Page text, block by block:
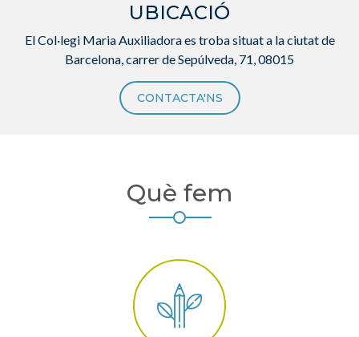
UBICACIÓ
El Col·legi Maria Auxiliadora es troba situat a la ciutat de
Barcelona, carrer de Sepúlveda, 71, 08015
CONTACTA'NS
Què fem